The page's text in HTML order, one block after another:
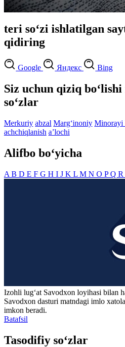
teri so‘zi ishlatilgan
qidiring
Google Яндекс Bing
Siz uchun qiziq
so‘zlar
Merkuriy abzal Marg‘inoniy Minorayi
achchiqlanish aʼlochi
Alifbo bo‘yicha
A B D E F G H I J K L M N O PQ R
Izohli lugʻat Savodxon loyihasi bilan
Savodxon dasturi matndagi imlo
imkon beradi.
Batafsil
Tasodifiy so‘zlar